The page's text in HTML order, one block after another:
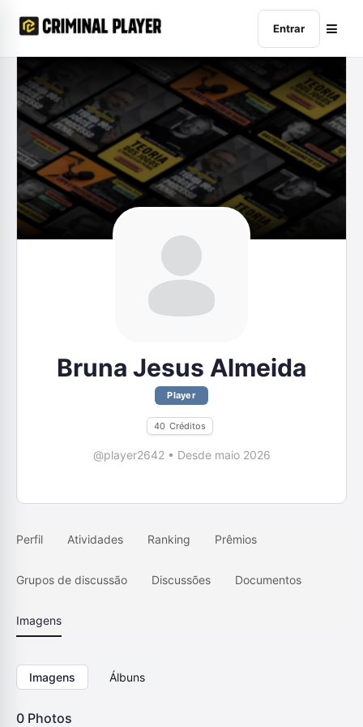
Entrar
Bruna Jesus Almeida
Player
40 Créditos
@player2642 • Desde maio 2026
Perfil Atividades Ranking Prêmios
Grupos de discussão Discussões Documentos
Imagens
Imagens Álbuns
0 Photos